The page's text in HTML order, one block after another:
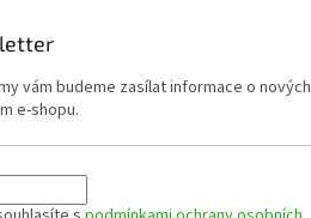
vám budeme zasílat informace o nových
e-shopu.